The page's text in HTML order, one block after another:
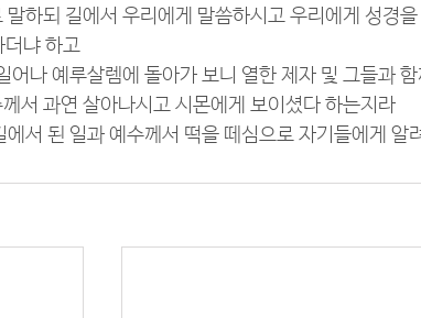
하되 길에서 우리에게 말씀하시고 우리에게 성경
더냐 하고
어나 예루살렘에 돌아가 보니 열한 제자 및 그들과
서 과연 살아나시고 시몬에게 보이셨다 하는지라
서 된 일과 예수께서 떡을 떼심으로 자기들에게 알